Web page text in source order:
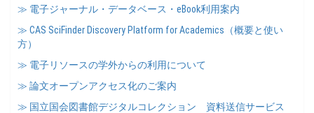
≫ 電子ジャーナル・データベース・eBook利用案内
≫ CAS SciFinder Discovery Platform for Academics（概要と使い
方）
≫ 電子リソースの学外からの利用について
≫ 論文オープンアクセス化のご案内
≫ 国立国会図書館デジタルコレクション 資料送信サービス